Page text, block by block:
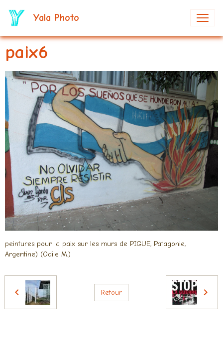
Yala Photo
paix6
peintures pour la paix sur les murs de PIGUE, Patagonie,
Argentine) (Odile M.)
Retour